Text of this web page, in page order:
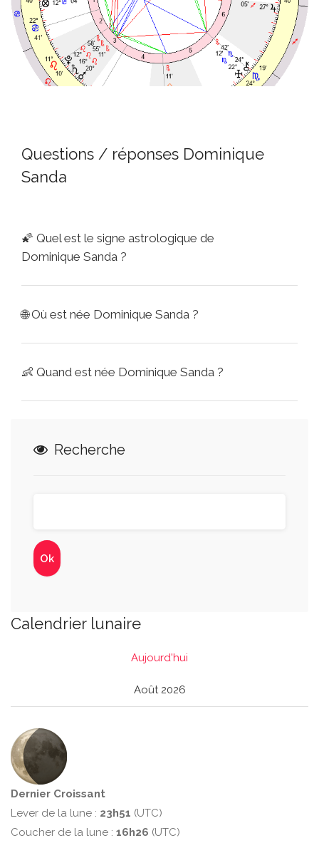
Questions / réponses Dominique
Sanda
🌠 Quel est le signe astrologique de
Dominique Sanda ?
🌐Où est née Dominique Sanda ?
👶 Quand est née Dominique Sanda ?
Recherche
Calendrier lunaire
Aujourd'hui
Août 2026
Dernier Croissant
Lever de la lune : 23h51 (UTC)
Coucher de la lune : 16h26 (UTC)